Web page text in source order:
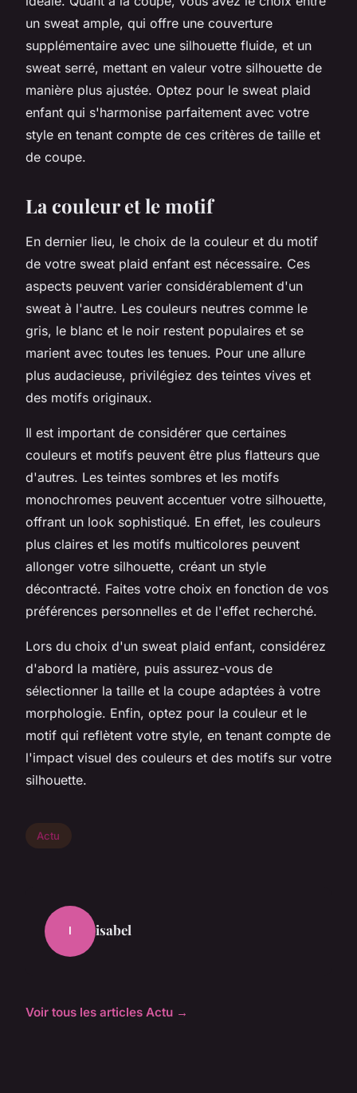
un sweat ample, qui offre une couverture
supplémentaire avec une silhouette fluide, et un
sweat serré, mettant en valeur votre silhouette de
manière plus ajustée. Optez pour le sweat plaid
enfant qui s'harmonise parfaitement avec votre
style en tenant compte de ces critères de taille et
de coupe.
La couleur et le motif
En dernier lieu, le choix de la couleur et du motif
de votre sweat plaid enfant est nécessaire. Ces
aspects peuvent varier considérablement d'un
sweat à l'autre. Les couleurs neutres comme le
gris, le blanc et le noir restent populaires et se
marient avec toutes les tenues. Pour une allure
plus audacieuse, privilégiez des teintes vives et
des motifs originaux.
Il est important de considérer que certaines
couleurs et motifs peuvent être plus flatteurs que
d'autres. Les teintes sombres et les motifs
monochromes peuvent accentuer votre silhouette,
offrant un look sophistiqué. En effet, les couleurs
plus claires et les motifs multicolores peuvent
allonger votre silhouette, créant un style
décontracté. Faites votre choix en fonction de vos
préférences personnelles et de l'effet recherché.
Lors du choix d'un sweat plaid enfant, considérez
d'abord la matière, puis assurez-vous de
sélectionner la taille et la coupe adaptées à votre
morphologie. Enfin, optez pour la couleur et le
motif qui reflètent votre style, en tenant compte de
l'impact visuel des couleurs et des motifs sur votre
silhouette.
Actu
I isabel
Voir tous les articles Actu →